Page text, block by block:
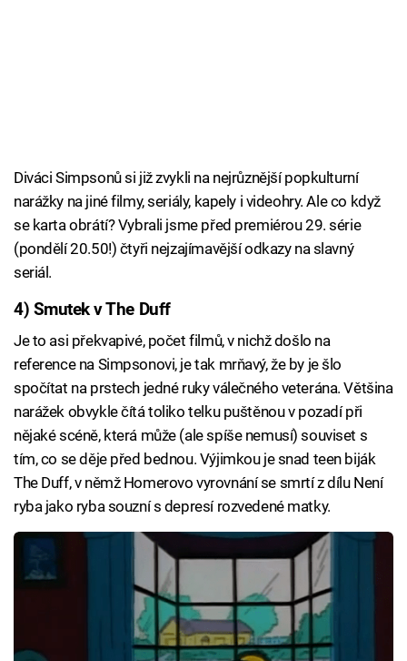
Diváci Simpsonů si již zvykli na nejrůznější popkulturní
narážky na jiné filmy, seriály, kapely i videohry. Ale co když
se karta obrátí? Vybrali jsme před premiérou 29. série
(pondělí 20.50!) čtyři nejzajímavější odkazy na slavný
seriál.
4) Smutek v The Duff
Je to asi překvapivé, počet filmů, v nichž došlo na
reference na Simpsonovi, je tak mrňavý, že by je šlo
spočítat na prstech jedné ruky válečného veterána. Většina
narážek obvykle čítá toliko telku puštěnou v pozadí při
nějaké scéně, která může (ale spíše nemusí) souviset s
tím, co se děje před bednou. Výjimkou je snad teen biják
The Duff, v němž Homerovo vyrovnání se smrtí z dílu Není
ryba jako ryba souzní s depresí rozvedené matky.